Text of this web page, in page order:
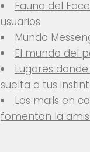
Fauna del
usuarios
Mundo
El mundo del
Lugares
suelta a tus
Los mails en
fomentan la